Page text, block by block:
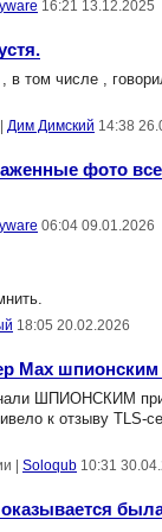
16:21 13.12.2025
том числе ,
Дим Димский 14:38
фото
06:04 09.01.2026
18:05 20.02.2026
Max
ШПИОНСКИМ
к отзыву
Soloqub 10:31